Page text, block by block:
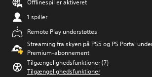
Offlinespil er aktiveret
1 spiller
Remote Play understøttes
Streaming fra skyen på PS5 og PS Portal
Premium-abonnement
Tilgængelighedsfunktioner (7)
Tilgængelighedsfunktioner